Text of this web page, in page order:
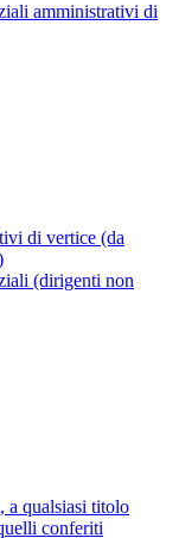
amministrativi di
di vertice (da
(dirigenti non
a qualsiasi titolo
conferiti